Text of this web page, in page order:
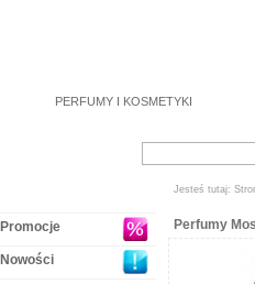
PERFUMY I KOSMETYKI
Promocje
Nowości
Jesteś tutaj:
Perfumy